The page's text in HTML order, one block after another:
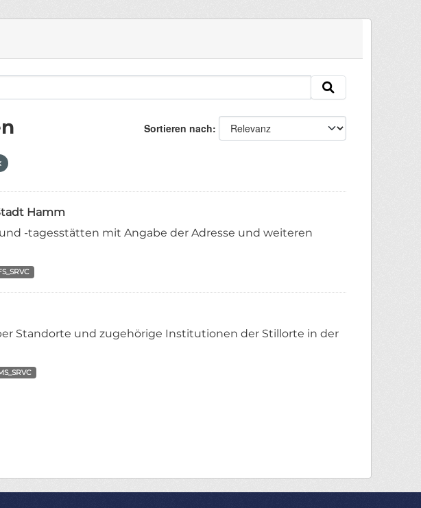
Sortieren nach
Hamm
-tagesstätten mit Angabe der Adresse und weiteren
Standorte und zugehörige Institutionen der Stillorte in der